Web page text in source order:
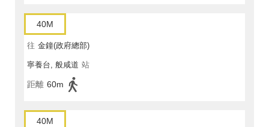
40M
往 金鐘(政府總部)
寧養台, 般咸道 站
距離 60m
40M